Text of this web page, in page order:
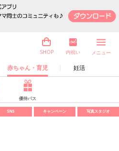
赤ちゃん・育児 妊活
SHOP 内祝い メニュー
優待パス
SNS キャンペーン 写真スタジオ